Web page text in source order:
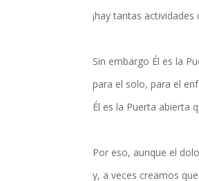
¡hay tantas
Sin embargo Él es la
para el solo, para el
Él es la Puerta abierta
Por eso, aunque el
y, a veces creamos